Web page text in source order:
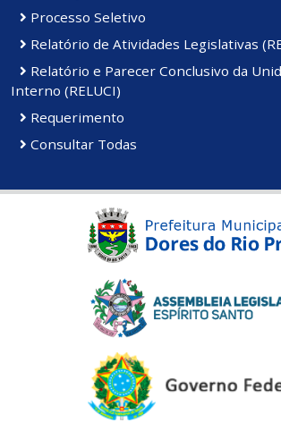
Processo Seletivo
Relatório de Atividades Legislativas
Relatório e Parecer Conclusivo da
Interno (RELUCI)
Requerimento
Consultar Todas